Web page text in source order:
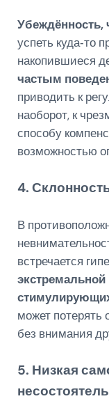
Убеждённость,
успеть куда‑то
накопившиеся
частым
приводить к
наоборот, к
способу
возможностью
4.
В
встречается
экстремальной
может
без внимания
5. Низкая